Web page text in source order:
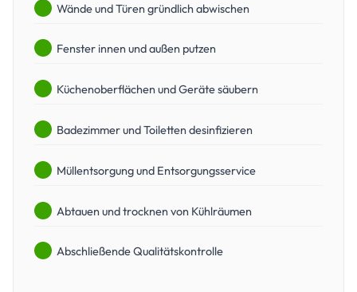
Wände und Türen gründlich abwischen
Fenster innen und außen putzen
Küchenoberflächen und Geräte säubern
Badezimmer und Toiletten desinfizieren
Müllentsorgung und Entsorgungsservice
Abtauen und trocknen von Kühlräumen
Abschließende Qualitätskontrolle